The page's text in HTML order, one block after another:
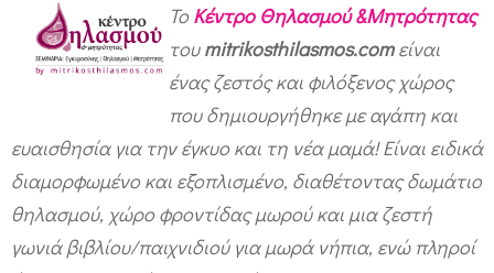
ΤοΚέντρο Θηλασμού &Μητρότητας
τουmitrikosthilasmos.comείναι
ένας ζεστός και φιλόξενος χώρος
που δημιουργήθηκε με αγάπη και
ευαισθησία για την έγκυο και τη νέα μαμά! Είναι ειδικά
διαμορφωμένο και εξοπλισμένο, διαθέτοντας δωμάτιο
θηλασμού, χώρο φροντίδας μωρού και μια ζεστή
γωνιά βιβλίου/παιχνιδιού για μωρά νήπια, ενώ πληροί